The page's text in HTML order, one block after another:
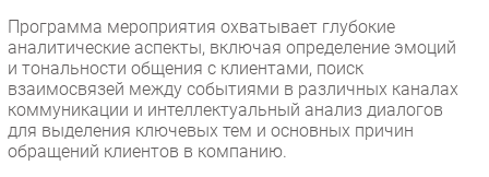
Программа мероприятия охватывает глубокие
аналитические аспекты, включая определение эмоций
и тональности общения с клиентами, поиск
взаимосвязей между событиями в различных каналах
коммуникации и интеллектуальный анализ диалогов
для выделения ключевых тем и основных причин
обращений клиентов в компанию.